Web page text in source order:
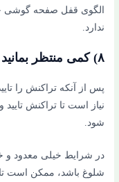
الگوی قفل صفحه گوشی
ندارد.
۸) کمی منتظر بمانید و تمام
نیاز است تا تراکنش تایید
شود.
در شرایط خیلی معدود و